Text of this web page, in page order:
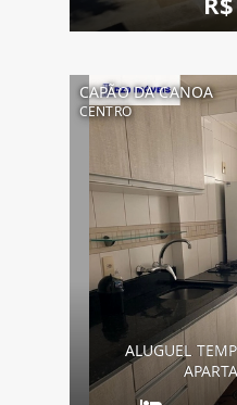
CAPÃO DA CANOA
CENTRO
ALUGUEL